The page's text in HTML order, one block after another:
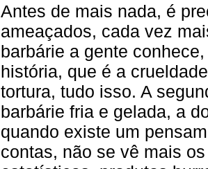
Antes de mais nada, é
ameaçados, cada vez
barbárie a gente
história, que é a
tortura, tudo isso. A
barbárie fria e gelada, a
quando existe um
contas, não se vê mais